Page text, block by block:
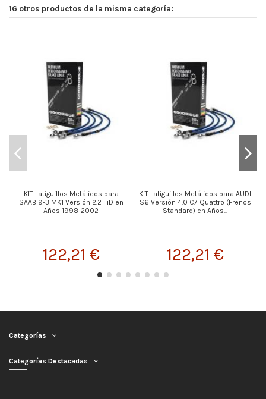
16 otros productos de la misma categoría:
KIT Latiguillos Metálicos para
SAAB 9-3 MK1 Versión 2.2 TiD en
Años 1998-2002
122,21 €
KIT Latiguillos Metálicos para AUDI
S6 Versión 4.0 C7 Quattro (Frenos
Standard) en Años...
122,21 €
Categorías
Categorías Destacadas